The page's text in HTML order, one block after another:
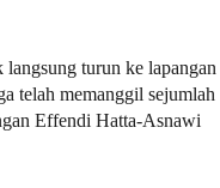
turun ke lapangan
telah memanggil sejumlah
Effendi Hatta-Asnawi